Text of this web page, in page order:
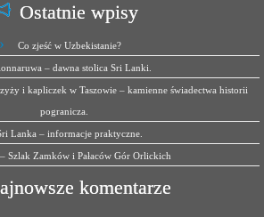
Ostatnie wpisy
Co zjeść w Uzbekistanie?
– dawna stolica Sri Lanki.
i kapliczek w Taszowie – kamienne świadectwa historii
pogranicza.
Lanka – informacje praktyczne.
Szlak Zamków i Pałaców Gór Orlickich
komentarze